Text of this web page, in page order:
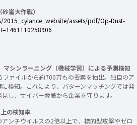
嵐大作戦）
assets/pdf/Op-Dust-
マシンラーニング（機械学習）による予測検知
ァイルから約700万もの要素を抽出。独自のア
検知。これにより、パターンマッチングでは発
し、サイバー脅威から企業を守ります。
の検知率
ンチウイルスの2倍以上で、標的型攻撃やゼロ